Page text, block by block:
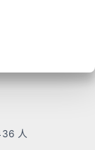
人